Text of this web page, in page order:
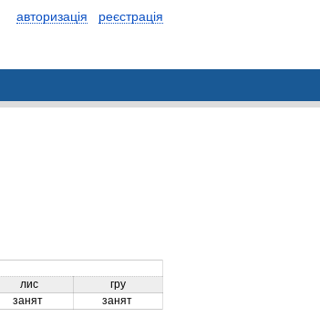
авторизація реєстрація
лис
гру
занят занят